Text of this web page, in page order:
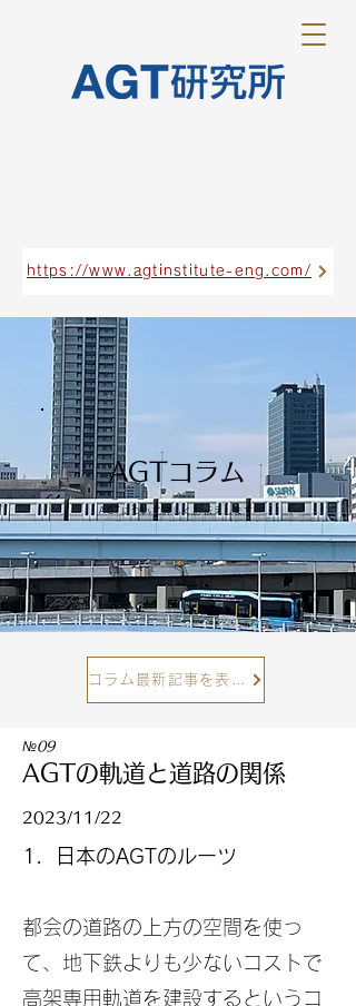
https://www.agtinstitute-eng.com/
AGTコラム
AGTについて詳しくお伝えします
コラム最新記事を表示
№09
AGTの軌道と道路の関係
2023/11/22
1．日本のAGTのルーツ
都会の道路の上方の空間を使っ
て、地下鉄よりも少ないコストで
高架専用軌道を建設するというコ